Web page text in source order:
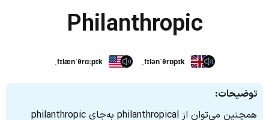
Philanthropic
ˌfɪlænˈθrɑːpɪk ˌfɪlənˈθrɒpɪk
توضیحات:
همچنین می‌توان از philanthropical به‌جای philanthropic